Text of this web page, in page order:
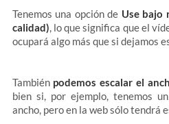
Tenemos una opción de Use bajo
calidad), lo que significa que el
ocupará algo más que si dejamos
También podemos escalar el
bien si, por ejemplo, tenemos
ancho, pero en la web sólo tendrá